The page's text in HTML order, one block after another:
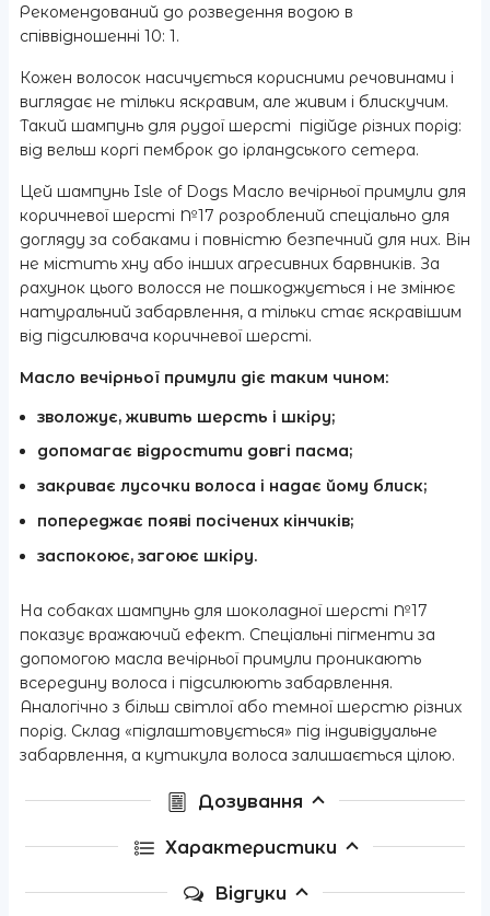
Рекомендований до розведення водою в
співвідношенні 10: 1.
Кожен волосок насичується корисними речовинами і
виглядає не тільки яскравим, але живим і блискучим.
Такий шампунь для рудої шерсті підійде різних порід:
від вельш коргі пемброк до ірландського сетера.
Цей шампунь Isle of Dogs Масло вечірньої примули для
коричневої шерсті №17 розроблений спеціально для
догляду за собаками і повністю безпечний для них. Він
не містить хну або інших агресивних барвників. За
рахунок цього волосся не пошкоджується і не змінює
натуральний забарвлення, а тільки стає яскравішим
від підсилювача коричневої шерсті.
Масло вечірньої примули діє таким чином:
зволожує, живить шерсть і шкіру;
допомагає відростити довгі пасма;
закриває лусочки волоса і надає йому блиск;
попереджає появі посічених кінчиків;
заспокоює, загоює шкіру.
На собаках шампунь для шоколадної шерсті №17
показує вражаючий ефект. Спеціальні пігменти за
допомогою масла вечірньої примули проникають
всередину волоса і підсилюють забарвлення.
Аналогічно з більш світлої або темної шерстю різних
порід. Склад «підлаштовується» під індивідуальне
забарвлення, а кутикула волоса залишається цілою.
Дозування
Характеристики
Відгуки